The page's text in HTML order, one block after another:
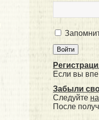
Если вы
Забыли
Следуйте
После